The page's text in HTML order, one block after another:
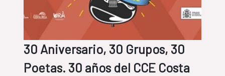
30 Aniversario, 30 Grupos, 30
Poetas. 30 años del CCE Costa